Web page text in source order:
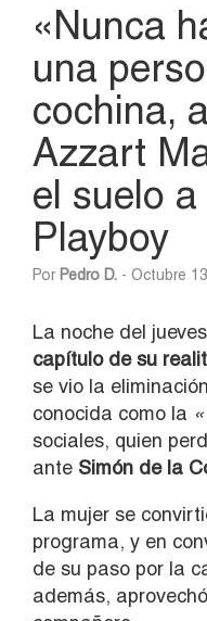
«Nunca
una
cochina,
Azzart
el suelo
Playboy
Por Pedro D. - Octubre
La noche del
capítulo de su
se vio la
conocida como la
sociales, quien
ante Simón de la
La mujer se
programa, y en
de su paso por la
además,